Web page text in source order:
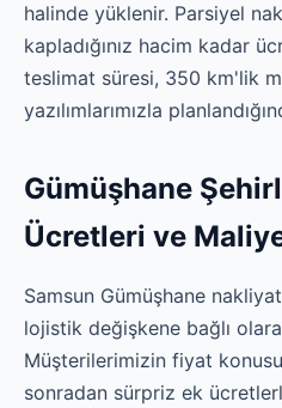
halinde yüklenir. Parsiyel
kapladığınız hacim kadar
teslimat süresi, 350 km'lik
yazılımlarımızla
Gümüşhane
Ücretleri ve
Samsun Gümüşhane
lojistik değişkene bağlı
Müşterilerimizin fiyat
sonradan sürpriz ek